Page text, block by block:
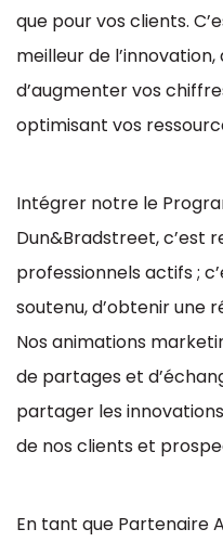
que pour vos clients.
meilleur de
d’augmenter vos
optimisant vos
Intégrer notre le
Dun&Bradstreet, c’est
professionnels actifs ;
soutenu, d’obtenir une
Nos animations
de partages et
partager les
de nos clients et
En tant que Partenaire